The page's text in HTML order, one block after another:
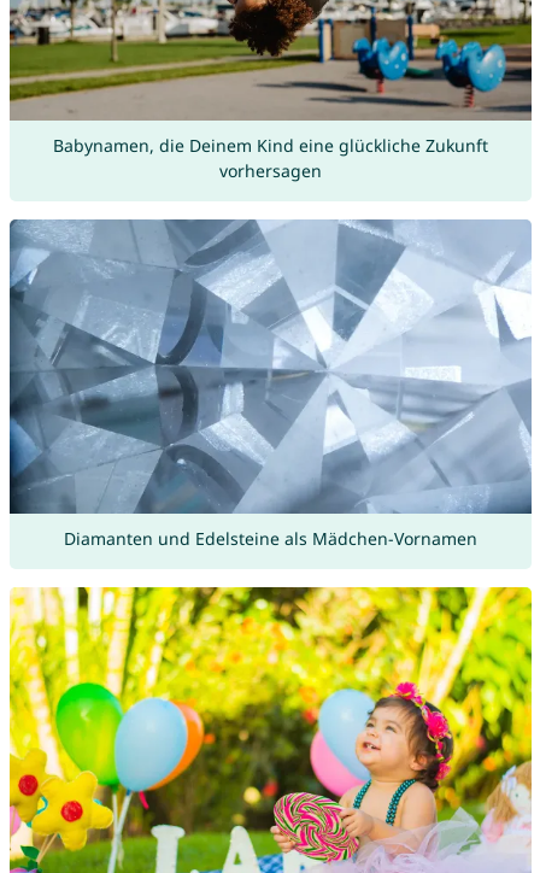
Babynamen, die Deinem Kind eine glückliche Zukunft
vorhersagen
Diamanten und Edelsteine als Mädchen-Vornamen